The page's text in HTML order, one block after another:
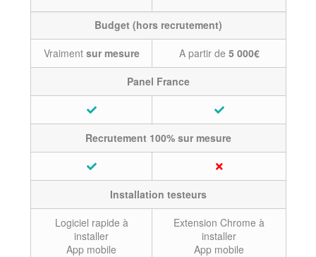
Budget (hors recrutement)
Vraiment sur mesure A partir de 5 000€
Panel France
Recrutement 100% sur mesure
Installation testeurs
Logiciel rapide à
installer
App mobile
Extension Chrome à
installer
App mobile